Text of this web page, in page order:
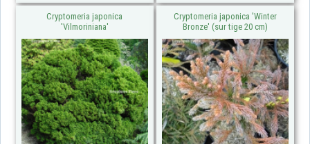
Cryptomeria japonica
'Vilmoriniana'
Cryptomeria japonica 'Winter
Bronze' (sur tige 20 cm)